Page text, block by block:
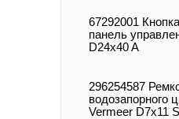
67292001
панель
D24x40 A
296254587
водозапорного
Vermeer D7x11